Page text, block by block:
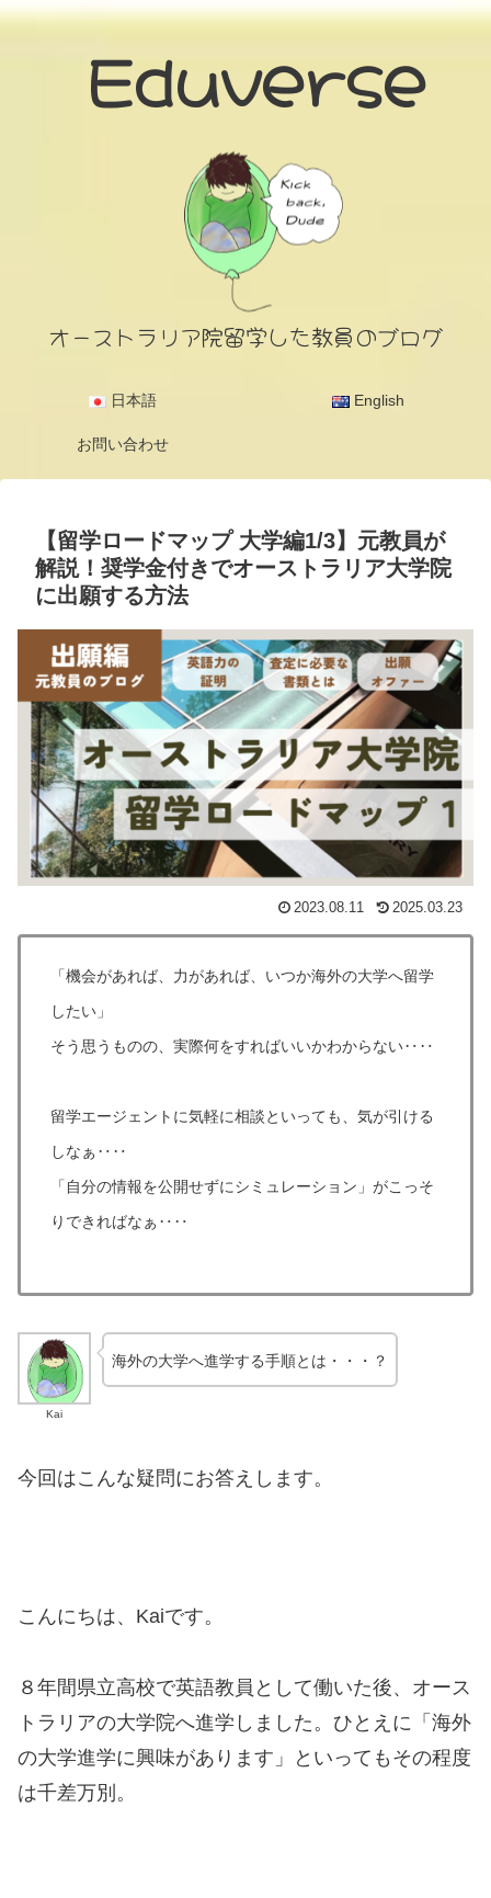
Eduverse
オーストラリア院留学した教員のブログ
日本語 English
お問い合わせ
【留学ロードマップ 大学編1/3】元教員が
解説！奨学金付きでオーストラリア大学院
に出願する方法
2023.08.11 2025.03.23
「機会があれば、力があれば、いつか海外の大学へ留学
したい」
そう思うものの、実際何をすればいいかわからない‥‥
留学エージェントに気軽に相談といっても、気が引ける
しなぁ‥‥
「自分の情報を公開せずにシミュレーション」がこっそ
りできればなぁ‥‥
Kai
海外の大学へ進学する手順とは・・・？
今回はこんな疑問にお答えします。
こんにちは、Kaiです。
８年間県立高校で英語教員として働いた後、オース
トラリアの大学院へ進学しました。ひとえに「海外
の大学進学に興味があります」といってもその程度
は千差万別。